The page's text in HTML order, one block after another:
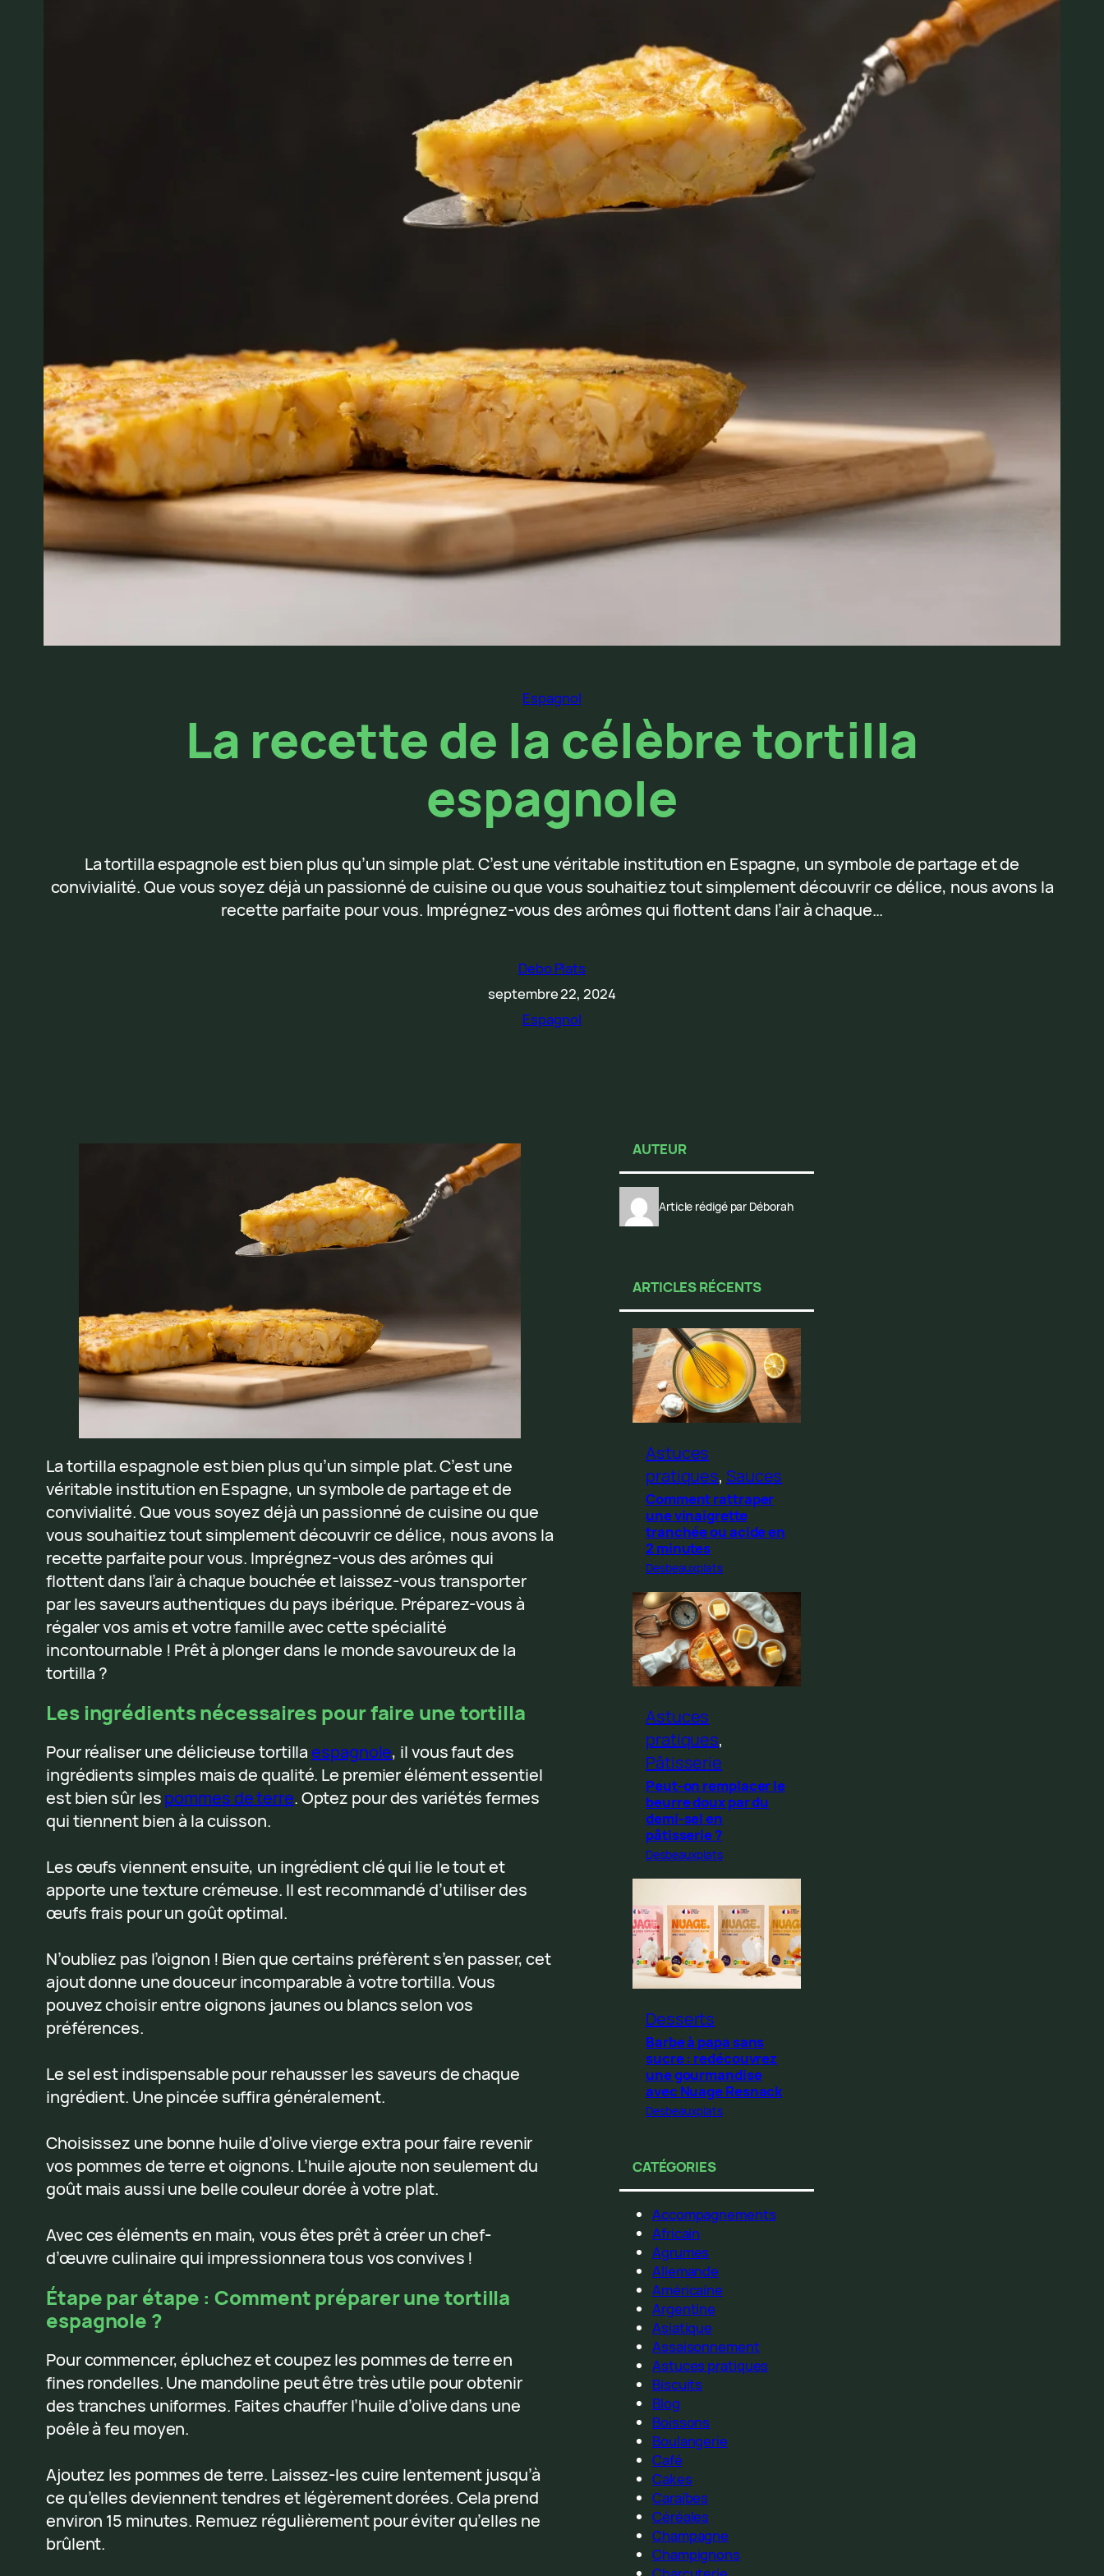
Espagnol
La recette de la célèbre tortilla
espagnole
La tortilla espagnole est bien plus qu’un simple plat. C’est une véritable institution en Espagne, un symbole de partage et de
convivialité. Que vous soyez déjà un passionné de cuisine ou que vous souhaitiez tout simplement découvrir ce délice, nous avons la
recette parfaite pour vous. Imprégnez-vous des arômes qui flottent dans l’air à chaque…
Debo Plats
septembre 22, 2024
Espagnol
La tortilla espagnole est bien plus qu’un simple plat. C’est une
véritable institution en Espagne, un symbole de partage et de
convivialité. Que vous soyez déjà un passionné de cuisine ou que
vous souhaitiez tout simplement découvrir ce délice, nous avons la
recette parfaite pour vous. Imprégnez-vous des arômes qui
flottent dans l’air à chaque bouchée et laissez-vous transporter
par les saveurs authentiques du pays ibérique. Préparez-vous à
régaler vos amis et votre famille avec cette spécialité
incontournable ! Prêt à plonger dans le monde savoureux de la
tortilla ?
Les ingrédients nécessaires pour faire une tortilla
Pour réaliser une délicieuse tortillaespagnole, il vous faut des
ingrédients simples mais de qualité. Le premier élément essentiel
est bien sûr lespommes de terre. Optez pour des variétés fermes
qui tiennent bien à la cuisson.
Les œufs viennent ensuite, un ingrédient clé qui lie le tout et
apporte une texture crémeuse. Il est recommandé d’utiliser des
œufs frais pour un goût optimal.
N’oubliez pas l’oignon ! Bien que certains préfèrent s’en passer, cet
ajout donne une douceur incomparable à votre tortilla. Vous
pouvez choisir entre oignons jaunes ou blancs selon vos
préférences.
Le sel est indispensable pour rehausser les saveurs de chaque
ingrédient. Une pincée suffira généralement.
Choisissez une bonne huile d’olive vierge extra pour faire revenir
vos pommes de terre et oignons. L’huile ajoute non seulement du
goût mais aussi une belle couleur dorée à votre plat.
Avec ces éléments en main, vous êtes prêt à créer un chef-
d’œuvre culinaire qui impressionnera tous vos convives !
Étape par étape : Comment préparer une tortilla
espagnole ?
Pour commencer, épluchez et coupez les pommes de terre en
fines rondelles. Une mandoline peut être très utile pour obtenir
des tranches uniformes. Faites chauffer l’huile d’olive dans une
poêle à feu moyen.
Ajoutez les pommes de terre. Laissez-les cuire lentement jusqu’à
ce qu’elles deviennent tendres et légèrement dorées. Cela prend
environ 15 minutes. Remuez régulièrement pour éviter qu’elles ne
brûlent.
AUTEUR
Article rédigé par Déborah
ARTICLES RÉCENTS
Astuces
pratiques, Sauces
Comment rattraper
une vinaigrette
tranchée ou acide en
2 minutes
Desbeauxplats
Astuces
pratiques
Pâtisserie
Peut-on remplacer le
beurre doux par du
demi-sel en
pâtisserie ?
Desbeauxplats
Desserts
Barbe à papa sans
sucre : redécouvrez
une gourmandise
avec Nuage Resnack
Desbeauxplats
CATÉGORIES
Accompagnements
Africain
Agrumes
Allemande
Américaine
Argentine
Asiatique
Assaisonnement
Astuces pratiques
Biscuits
Blog
Boissons
Boulangerie
Café
Cakes
Caraïbes
Céréales
Champagne
Champignons